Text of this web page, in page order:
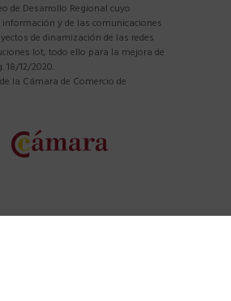
de Desarrollo Regional cuyo
y de las comunicaciones
de dinamización de las redes
Iot, todo ello para la mejora de
12/2020.
la Cámara de Comercio de